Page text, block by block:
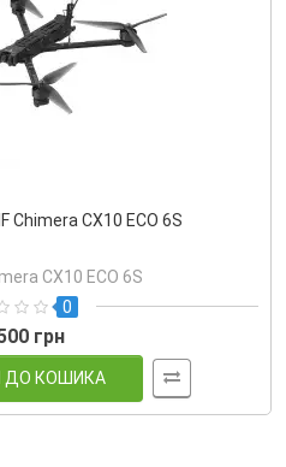
Chimera CX10 ECO 6S
CX10 ECO 6S
0
грн
ДО КОШИКА